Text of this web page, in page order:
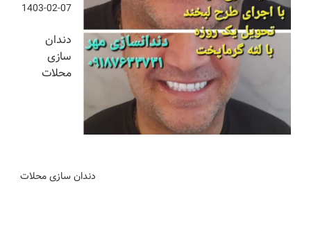
1403-02-07
دندان
سازی
محلات
دندان سازی محلات